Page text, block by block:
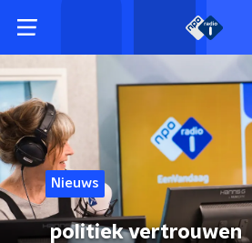
Nieuws
politiek vertrouwen